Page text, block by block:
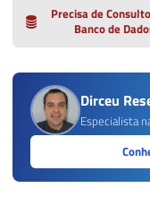
Precisa de
Banco de
Dirceu
Especialista